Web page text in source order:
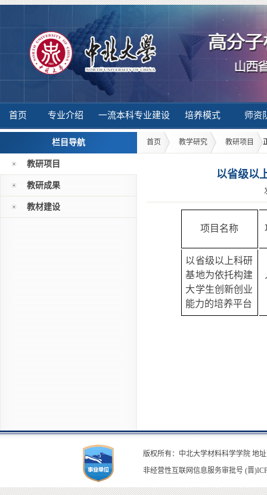
首页 专业介绍 一流本科专业建设 培养模式 师资
栏目导航
教研项目
教研成果
教材建设
首页 教学研究 教研项目
以省级以
项目名称
以省级以上科研
基地为依托构建
大学生创新创业
能力的培养平台
版权所有：中北大学材料科学学院 地
非经营性互联网信息服务审批号 (晋